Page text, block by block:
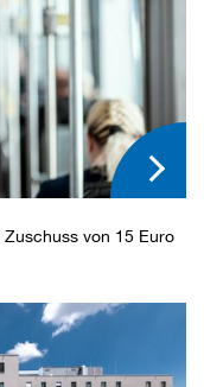
von 15 Euro